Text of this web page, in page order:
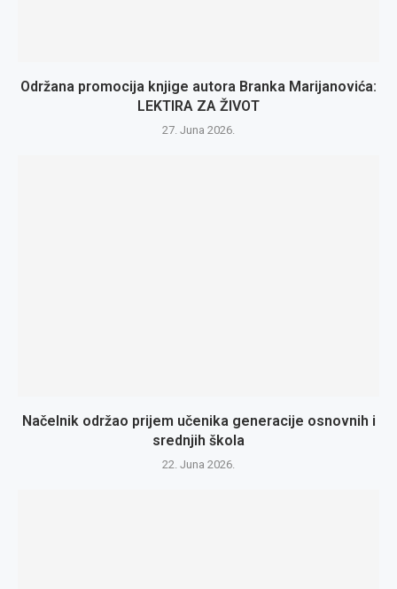
Održana promocija knjige autora Branka Marijanovića:
LEKTIRA ZA ŽIVOT
27. Juna 2026.
Načelnik održao prijem učenika generacije osnovnih i
srednjih škola
22. Juna 2026.